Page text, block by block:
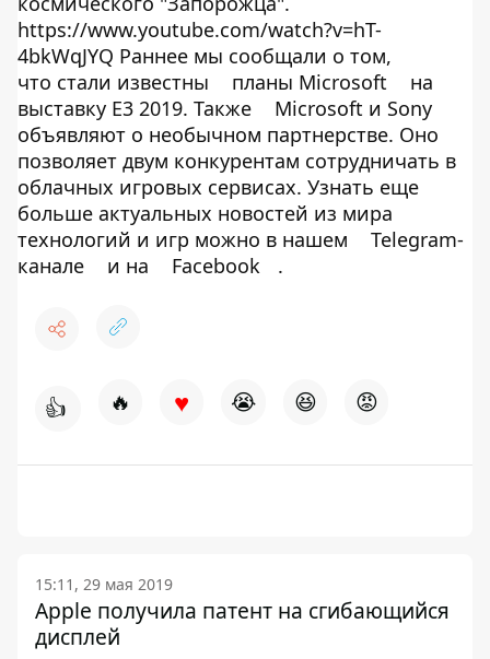
https://www.youtube.com/watch?v=hT-
4bkWqJYQ Раннее мы сообщали о том,
что стали известны
планы Microsoft
на
выставку E3 2019. Также
Microsoft и Sony
объявляют о необычном партнерстве. Оно
позволяет двум конкурентам сотрудничать в
облачных игровых сервисах. Узнать еще
больше актуальных новостей из мира
технологий и игр можно в нашем
Telegram-
канале
и на Facebook .
👍 🔥 ♥ 😭 😆 😡
15:11, 29 мая 2019
Apple получила патент на сгибающийся
дисплей